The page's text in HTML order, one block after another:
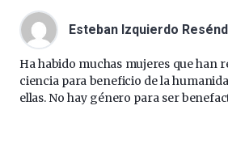
Esteban Izquierdo
Ha habido muchas mujeres que han
ciencia para beneficio de la
ellas. No hay género para ser